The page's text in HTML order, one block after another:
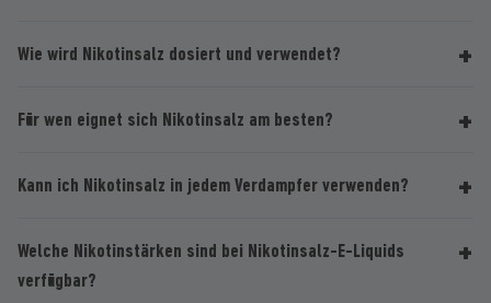
Wie wird Nikotinsalz dosiert und verwendet?
Für wen eignet sich Nikotinsalz am besten?
Kann ich Nikotinsalz in jedem Verdampfer verwenden?
Welche Nikotinstärken sind bei Nikotinsalz-E-Liquids
verfügbar?